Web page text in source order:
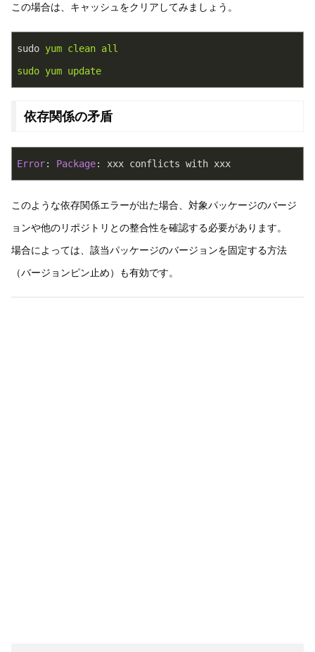
この場合は、キャッシュをクリアしてみましょう。
sudo yum clean all
sudo yum update
依存関係の矛盾
Error: Package: xxx conflicts with xxx
このような依存関係エラーが出た場合、対象パッケージのバージ
ョンや他のリポジトリとの整合性を確認する必要があります。
場合によっては、該当パッケージのバージョンを固定する方法
（バージョンピン止め）も有効です。